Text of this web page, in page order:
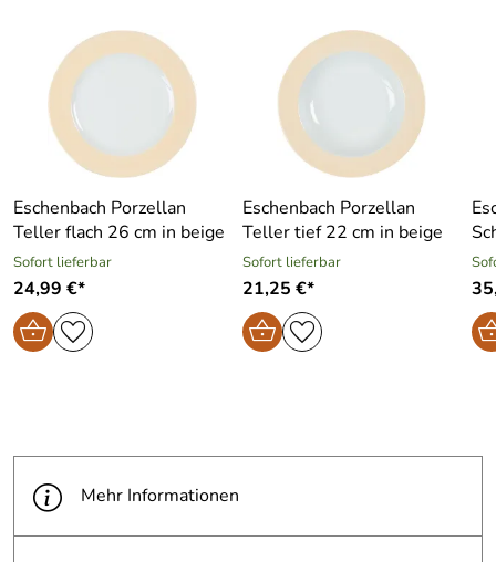
Eschenbach Porzellan
Teller flach 26 cm in beige
Sofort lieferbar
24,99 €*
Eschenbach Porzellan
Teller tief 22 cm in beige
Sofort lieferbar
21,25 €*
Mehr Informationen